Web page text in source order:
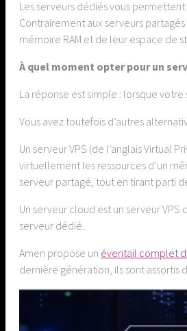
Les serveurs dédiés vous
Contrairement aux serveurs
mémoire RAM et de leur espace de
À quel moment opter pour un
La réponse est simple : lorsque
Vous avez toutefois d’autres
Un serveur VPS (de l’anglais Virtual
virtuellement les ressources d’un
serveur partagé, tout en tirant parti
Un serveur cloud est un serveur
serveur dédié.
Amen propose un éventail complet
dernière génération, ils sont assortis